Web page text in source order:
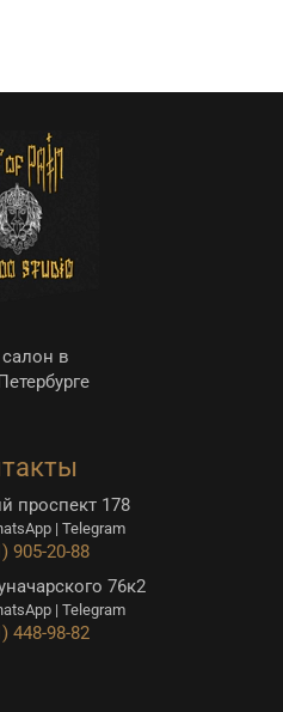
салон в
проспект 178
| Telegram
905-20-88
76к2
| Telegram
448-98-82